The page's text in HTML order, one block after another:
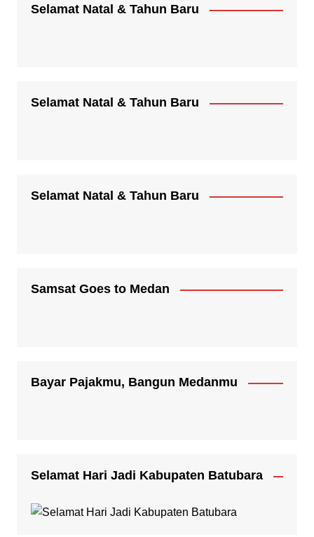
Selamat Natal & Tahun Baru
Selamat Natal & Tahun Baru
Selamat Natal & Tahun Baru
Samsat Goes to Medan
Bayar Pajakmu, Bangun Medanmu
Selamat Hari Jadi Kabupaten Batubara